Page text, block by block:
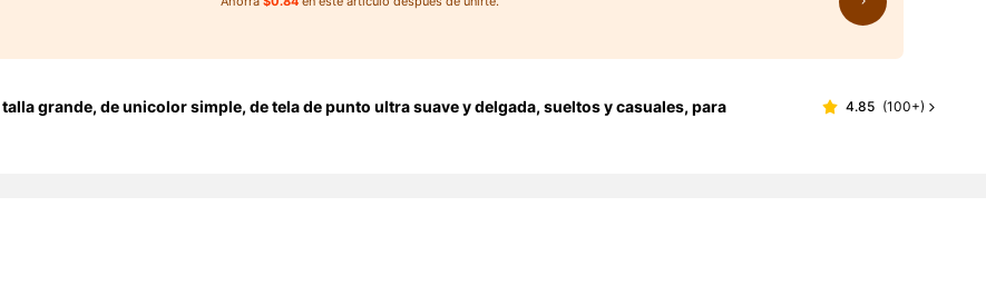
grande, de unicolor simple, de tela de punto ultra suave y delgada, sueltos y casuales, para
4.85 (100+)